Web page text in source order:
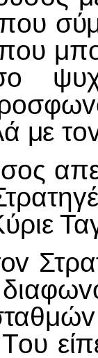
oυ
oυ μπ
o
oσφω
με τ
oς
ov
v
oυ